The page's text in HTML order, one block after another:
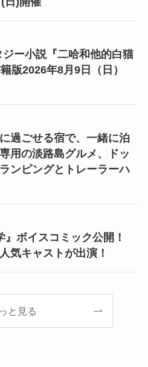
ー小説『二哈和他的白猫
版2026年8月9日（日）
過ごせる宿で、一緒に泊
用の淡路島グルメ、ドッ
ンピングとトレーラーハ
』ボイスコミック公開！
気キャストが出演！
と見る